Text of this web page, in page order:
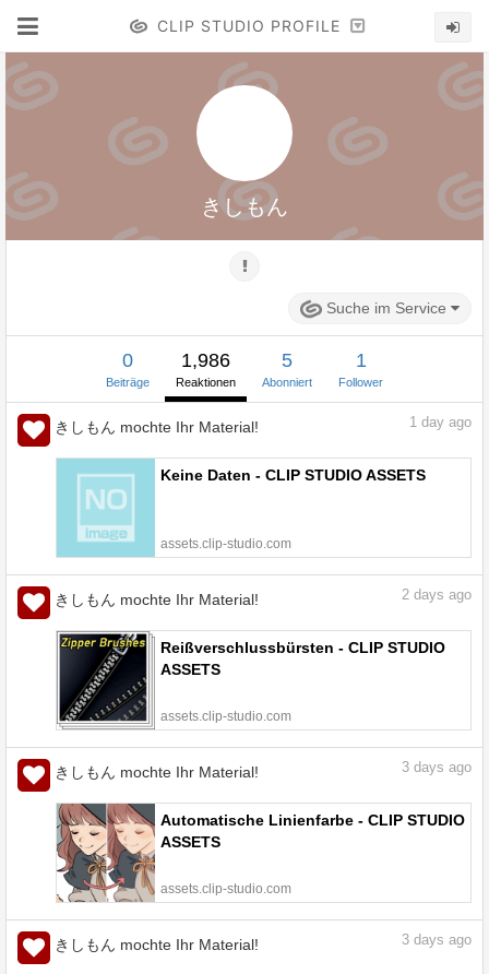
CLIP STUDIO PROFILE
きしもん
Suche im Service
0
Beiträge
1,986
Reaktionen
5
Abonniert
1
Follower
きしもん mochte Ihr Material! 1 day ago
Keine Daten - CLIP STUDIO ASSETS
assets.clip-studio.com
きしもん mochte Ihr Material! 2 days ago
Reißverschlussbürsten - CLIP STUDIO
ASSETS
assets.clip-studio.com
きしもん mochte Ihr Material! 3 days ago
Automatische Linienfarbe - CLIP STUDIO
ASSETS
assets.clip-studio.com
きしもん mochte Ihr Material! 3 days ago